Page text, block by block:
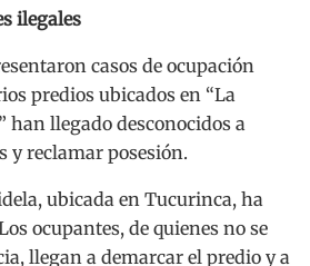
ilegales
casos de ocupación
predios ubicados en “La
han llegado desconocidos a
y reclamar posesión.
ubicada en Tucurinca, ha
ocupantes, de quienes no se
llegan a demarcar el predio y a